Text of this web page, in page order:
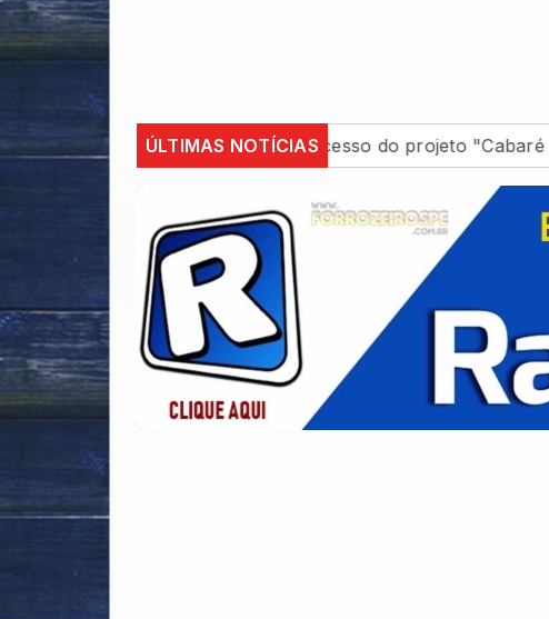
ÚLTIMAS NOTÍCIAS
Vaqueiro e fortalece sucesso do projeto "Cabaré do VN"